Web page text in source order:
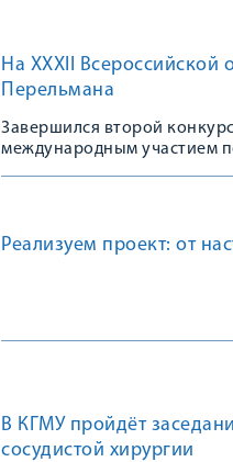
На XXXII
Перельмана
Завершился второй
международным участием
Реализуем проект: от
В КГМУ пройдёт
сосудистой хирургии